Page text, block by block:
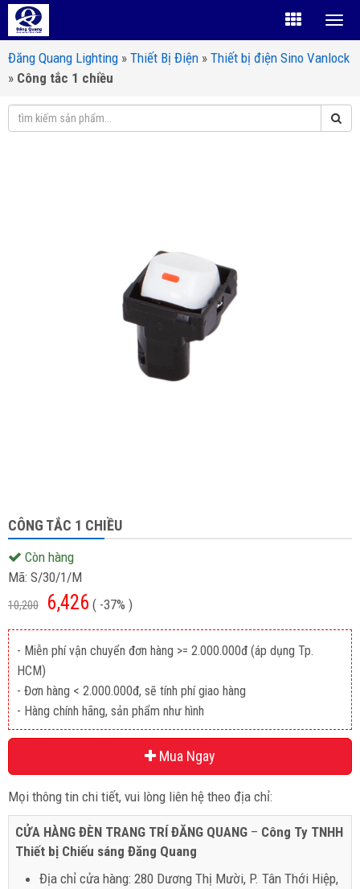
Đăng Quang Lighting » Thiết Bị Điện » Thiết bị điện Sino Vanlock
» Công tắc 1 chiều
CÔNG TẮC 1 CHIỀU
Còn hàng
Mã: S/30/1/M
10,200 6,426 ( -37% )
- Miễn phí vận chuyển đơn hàng >= 2.000.000đ (áp dụng Tp.
HCM)
- Đơn hàng < 2.000.000đ, sẽ tính phí giao hàng
- Hàng chính hãng, sản phẩm như hình
Mua Ngay
Mọi thông tin chi tiết, vui lòng liên hệ theo địa chỉ:
CỬA HÀNG ĐÈN TRANG TRÍ ĐĂNG QUANG – Công Ty TNHH
Thiết bị Chiếu sáng Đăng Quang
Địa chỉ cửa hàng: 280 Dương Thị Mười, P. Tân Thới Hiệp,